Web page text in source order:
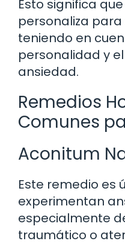
Esto significa
personaliza
teniendo en
personalidad y
ansiedad.
Remedios
Comunes
Aconitum
Este remedio es
experimentan
especialmente
traumático o